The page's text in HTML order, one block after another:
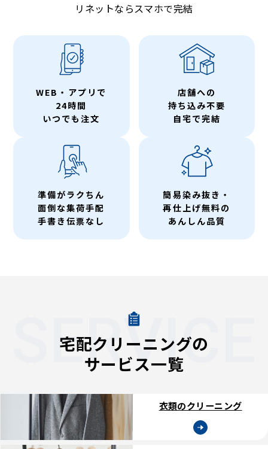
リネットならスマホで完結
WEB・アプリで
24時間
いつでも注文
店舗への
持ち込み不要
自宅で完結
準備がラクちん
面倒な集荷手配
手書き伝票なし
簡易染み抜き・
再仕上げ無料の
あんしん品質
SERVICE
宅配クリーニングの
サービス一覧
衣類のクリーニング